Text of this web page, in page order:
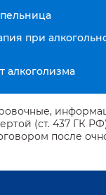
при
алкоголизма
(ст. 437 ГК
после